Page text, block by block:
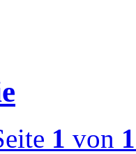
1 von